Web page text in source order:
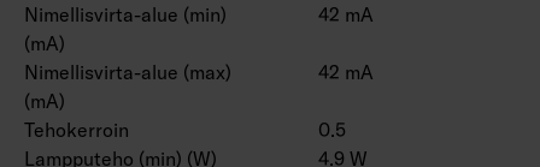
Nimellisvirta-alue (min)
(mA)
42 mA
Nimellisvirta-alue (max)
(mA)
42 mA
Tehokerroin
0.5
Lampputeho (min) (W)
4.9 W